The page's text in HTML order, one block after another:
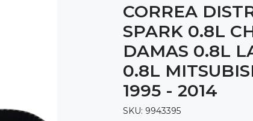
CORREA
SPARK 0.8L
DAMAS 0.8L
0.8L
1995 - 2014
SKU: 9943395